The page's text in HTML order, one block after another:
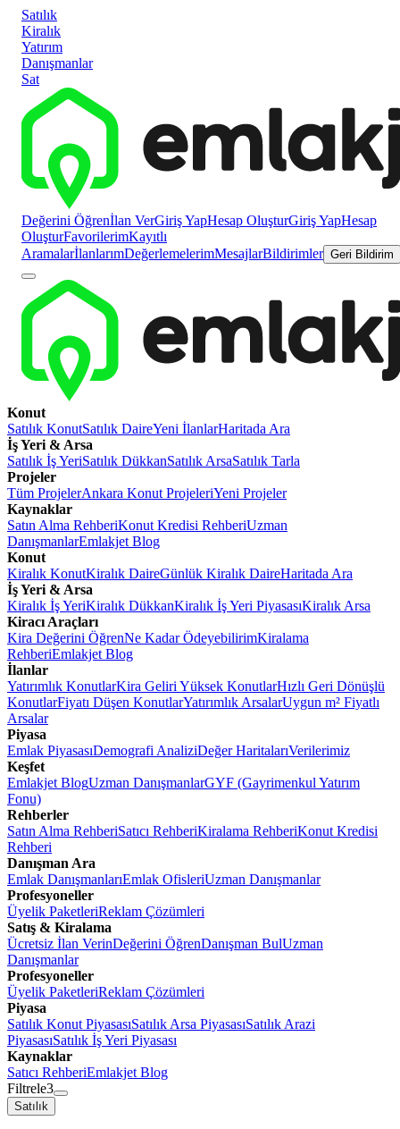
Satılık
Kiralık
Yatırım
Danışmanlar
Sat
Değerini Öğrenİlan VerGiriş YapHesap OluşturGiriş YapHesap
OluşturFavorilerimKayıtlı
AramalarİlanlarımDeğerlemelerimMesajlarBildirimler Geri Bildirim
Konut
Satılık KonutSatılık DaireYeni İlanlarHaritada Ara
İş Yeri & Arsa
Satılık İş YeriSatılık DükkanSatılık ArsaSatılık Tarla
Projeler
Tüm ProjelerAnkara Konut ProjeleriYeni Projeler
Kaynaklar
Satın Alma RehberiKonut Kredisi RehberiUzman
DanışmanlarEmlakjet Blog
Konut
Kiralık KonutKiralık DaireGünlük Kiralık DaireHaritada Ara
İş Yeri & Arsa
Kiralık İş YeriKiralık DükkanKiralık İş Yeri PiyasasıKiralık Arsa
Kiracı Araçları
Kira Değerini ÖğrenNe Kadar ÖdeyebilirimKiralama
RehberiEmlakjet Blog
İlanlar
Yatırımlık KonutlarKira Geliri Yüksek KonutlarHızlı Geri Dönüşlü
KonutlarFiyatı Düşen KonutlarYatırımlık ArsalarUygun m² Fiyatlı
Arsalar
Piyasa
Emlak PiyasasıDemografi AnaliziDeğer HaritalarıVerilerimiz
Keşfet
Emlakjet BlogUzman DanışmanlarGYF (Gayrimenkul Yatırım
Fonu)
Rehberler
Satın Alma RehberiSatıcı RehberiKiralama RehberiKonut Kredisi
Rehberi
Danışman Ara
Emlak DanışmanlarıEmlak OfisleriUzman Danışmanlar
Profesyoneller
Üyelik PaketleriReklam Çözümleri
Satış & Kiralama
Ücretsiz İlan VerinDeğerini ÖğrenDanışman BulUzman
Danışmanlar
Profesyoneller
Üyelik PaketleriReklam Çözümleri
Piyasa
Satılık Konut PiyasasıSatılık Arsa PiyasasıSatılık Arazi
PiyasasıSatılık İş Yeri Piyasası
Kaynaklar
Satıcı RehberiEmlakjet Blog
Filtrele3
Satılık